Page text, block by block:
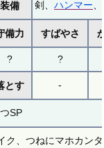
装備 剣、 ハンマー
備力 すばやさ
? ?
とす -
SP
ク、つねにマホカンタ